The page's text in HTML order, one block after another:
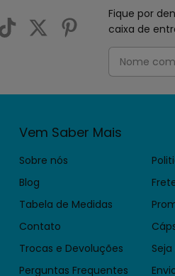
Fique por
caixa de
Vem Saber Mais
Sobre nós
Blog
Tabela de Medidas
Contato
Trocas e Devoluções
Perguntas Frequentes